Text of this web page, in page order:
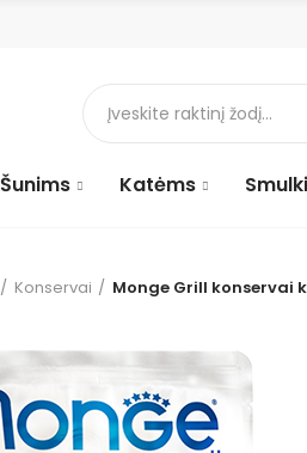
Šunims Katėms
Konservai Monge Grill konservai